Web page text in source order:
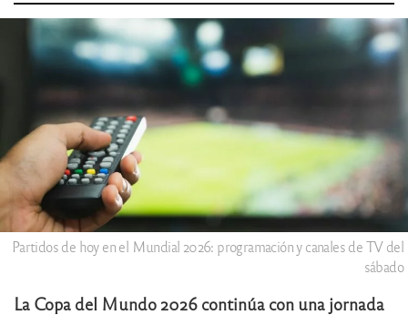
Partidos de hoy en el Mundial 2026: programación y canales de TV del
sábado
La Copa del Mundo 2026 continúa con una jornada